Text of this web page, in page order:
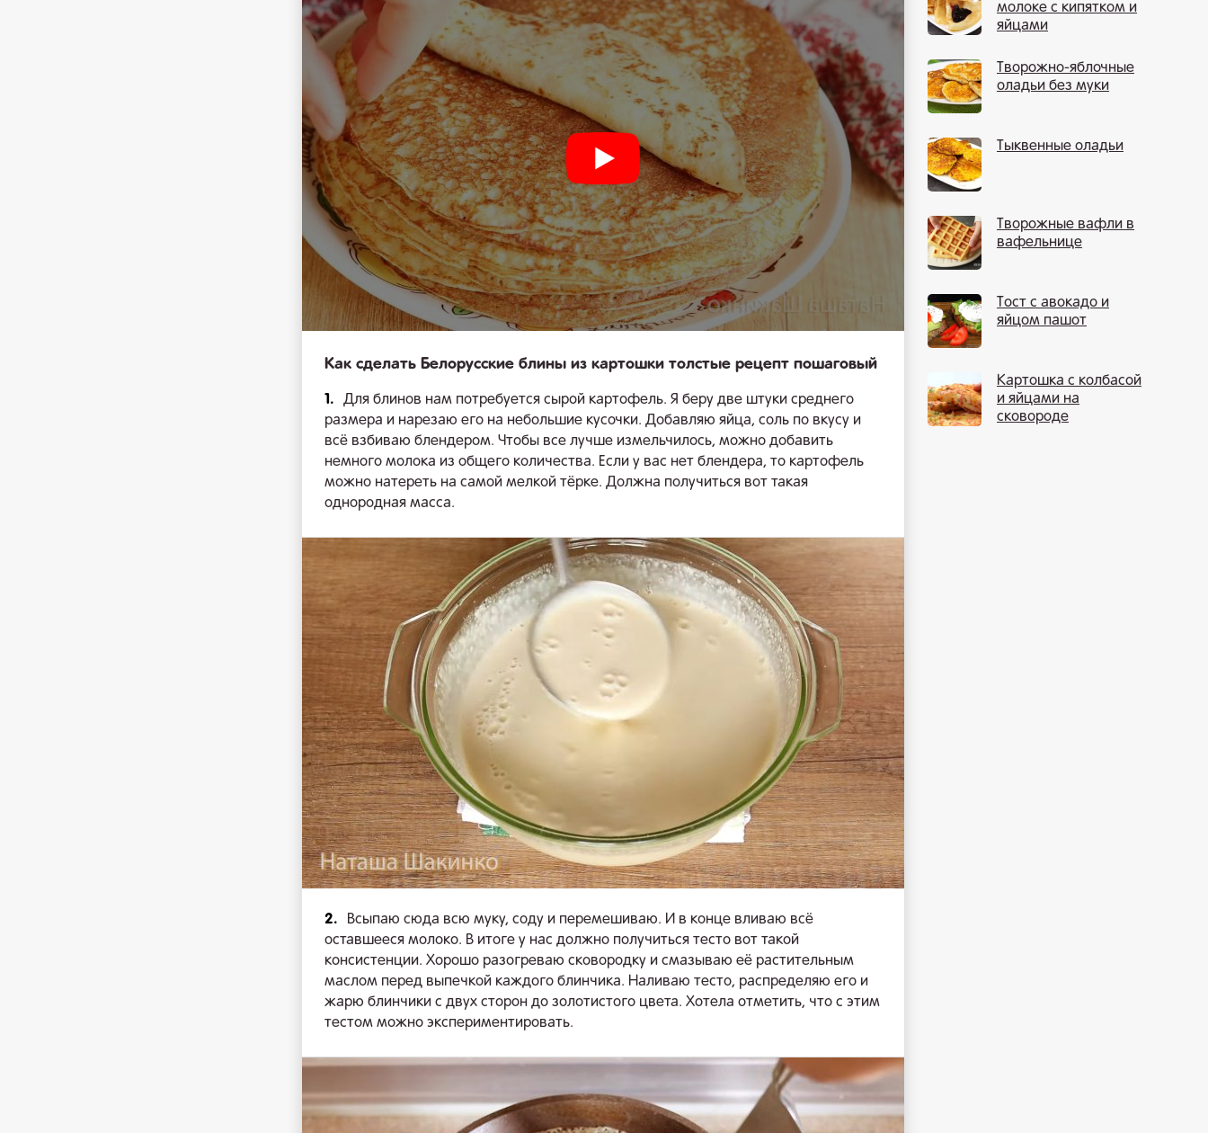
Как сделать Белорусские блины из картошки толстые рецепт пошаговый
1.
Для блинов нам потребуется сырой картофель. Я беру две штуки среднего
размера и нарезаю его на небольшие кусочки. Добавляю яйца, соль по вкусу и
всё взбиваю блендером. Чтобы все лучше измельчилось, можно добавить
немного молока из общего количества. Если у вас нет блендера, то картофель
можно натереть на самой мелкой тёрке. Должна получиться вот такая
однородная масса.
2.
Всыпаю сюда всю муку, соду и перемешиваю. И в конце вливаю всё
оставшееся молоко. В итоге у нас должно получиться тесто вот такой
консистенции. Хорошо разогреваю сковородку и смазываю её растительным
маслом перед выпечкой каждого блинчика. Наливаю тесто, распределяю его и
жарю блинчики с двух сторон до золотистого цвета. Хотела отметить, что с этим
тестом можно экспериментировать.
молоке с кипятком и
яйцами
Творожно-яблочные
оладьи без муки
Тыквенные оладьи
Творожные вафли в
вафельнице
Тост с авокадо и
яйцом пашот
Картошка с колбасой
и яйцами на
сковороде